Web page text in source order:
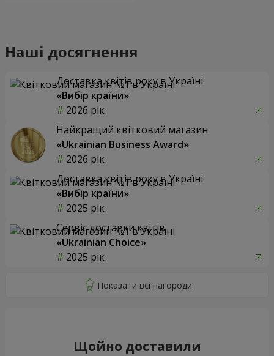
Наші досягнення
Доставка квітів року в Україні
«Вибір країни»
2026 рік
Найкращий квітковий магазин
«Ukrainian Business Award»
2026 рік
Доставка квітів року в Україні
«Вибір країни»
2025 рік
Сервіс доставки квітів
«Ukrainian Choice»
2025 рік
Щойно доставили